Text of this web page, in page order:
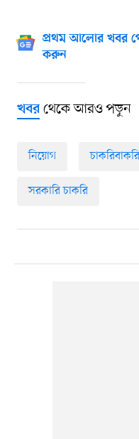
প্রথম আলোর খবর
করুন
খবরথেকে আরও পড়ুন
নিয়োগ চাকরিবাকরি
সরকারি চাকরি